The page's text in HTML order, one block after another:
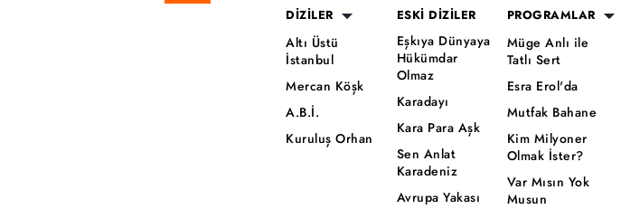
DİZİLER
Altı Üstü
İstanbul
Mercan Köşk
A.B.İ.
Kuruluş Orhan
ESKİ DİZİLER
Eşkıya Dünyaya
Hükümdar
Olmaz
Karadayı
Kara Para Aşk
Sen Anlat
Karadeniz
Avrupa Yakası
PROGRAMLAR
Müge Anlı ile
Tatlı Sert
Esra Erol'da
Mutfak Bahane
Kim Milyoner
Olmak İster?
Var Mısın Yok
Musun